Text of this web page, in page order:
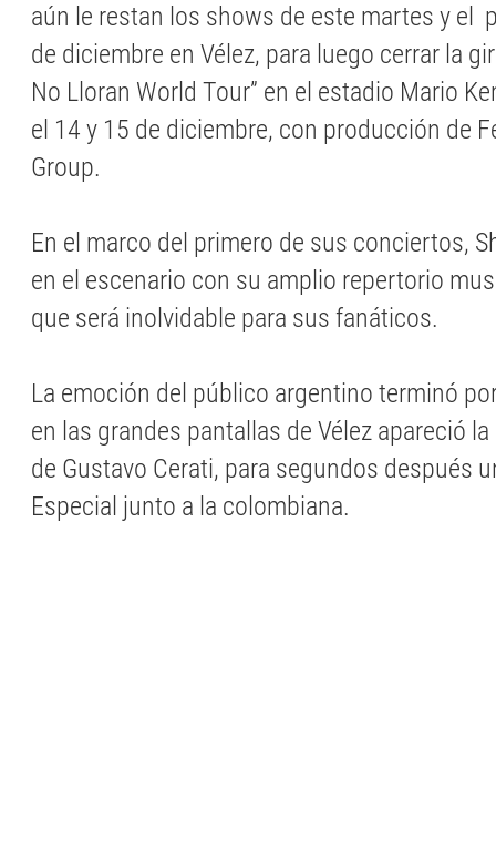
aún le restan los shows de este martes y el
de diciembre en Vélez, para luego cerrar la
No Lloran World Tour” en el estadio Mario
el 14 y 15 de diciembre, con producción de
Group.
En el marco del primero de sus conciertos,
en el escenario con su amplio repertorio
que será inolvidable para sus fanáticos.
La emoción del público argentino terminó
en las grandes pantallas de Vélez apareció
de Gustavo Cerati, para segundos después
Especial junto a la colombiana.